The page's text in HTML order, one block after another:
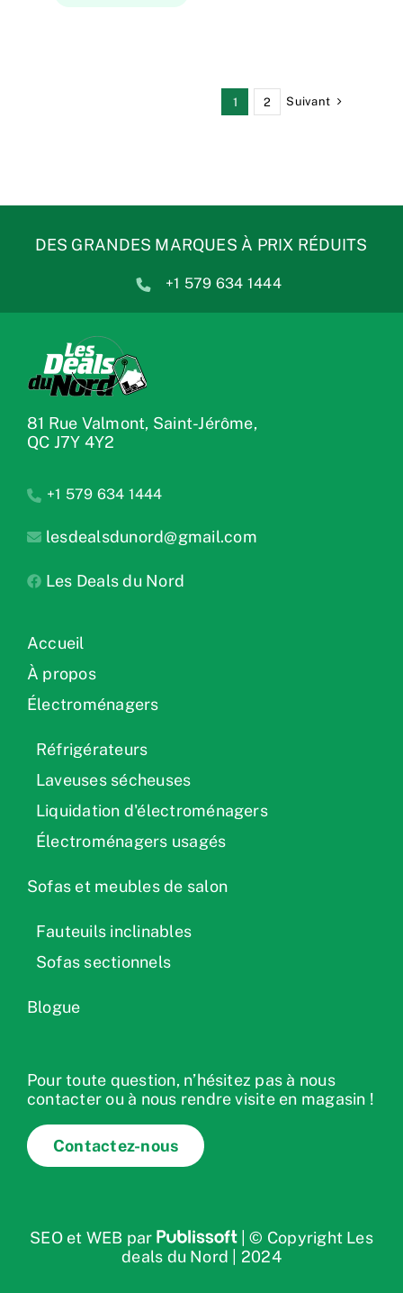
1 2 Suivant
DES GRANDES MARQUES À PRIX RÉDUITS
+1 579 634 1444
81 Rue Valmont, Saint-Jérôme,
QC J7Y 4Y2
+1 579 634 1444
lesdealsdunord@gmail.com
Les Deals du Nord
Accueil
À propos
Électroménagers
Réfrigérateurs
Laveuses sécheuses
Liquidation d'électroménagers
Électroménagers usagés
Sofas et meubles de salon
Fauteuils inclinables
Sofas sectionnels
Blogue
Pour toute question, n’hésitez pas à nous
contacter ou à nous rendre visite en magasin !
Contactez-nous
SEO et WEB par
| © Copyright Les
deals du Nord | 2024